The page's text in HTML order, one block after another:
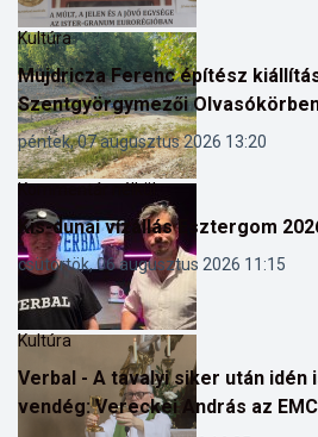
Kultúra
Mujdricza Ferenc építész
Szentgyörgymezői
péntek, 07 augusztus 2026 13:20
Kommentár nélkül
Kis-dunai vízállás Esztergom
csütörtök, 06 augusztus 2026 11:15
Kultúra
Verbal - A tavalyi siker után idén
vendég: Vereckei András az